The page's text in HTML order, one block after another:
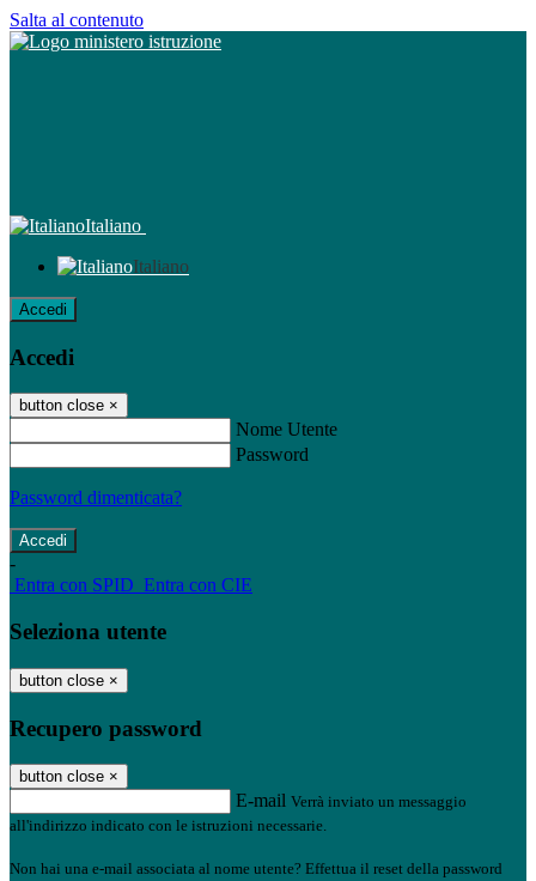
Salta al contenuto
Italiano
Italiano
Accedi
Accedi
button close ×
Nome Utente
Password
Password dimenticata?
-
Entra con SPID Entra con CIE
Seleziona utente
button close ×
Recupero password
button close ×
E-mail Verrà inviato un messaggio
all'indirizzo indicato con le istruzioni necessarie.
Non hai una e-mail associata al nome utente? Effettua il reset della password